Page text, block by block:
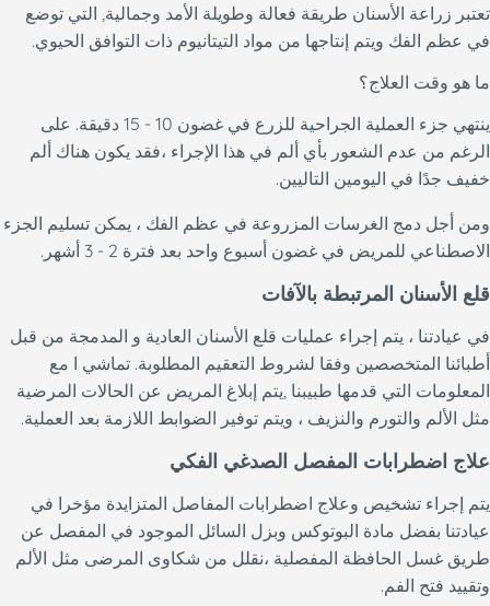
تعتبر زراعة الأسنان طريقة فعالة وطويلة الأمد وجمالية, التي توضع
في عظم الفك ويتم إنتاجها من مواد التيتانيوم ذات التوافق الحيوي.
ما هو وقت العلاج؟
ينتهي جزء العملية الجراحية للزرع في غضون 10 - 15 دقيقة. على
الرغم من عدم الشعور بأي ألم في هذا الإجراء ،فقد يكون هناك ألم
خفيف جدًا في اليومين التاليين.
ومن أجل دمج الغرسات المزروعة في عظم الفك ، يمكن تسليم الجزء
الاصطناعي للمريض في غضون أسبوع واحد بعد فترة 2 - 3 أشهر.
قلع الأسنان المرتبطة بالآفات
في عيادتنا ، يتم إجراء عمليات قلع الأسنان العادية و المدمجة من قبل
أطبائنا المتخصصين وفقا لشروط التعقيم المطلوبة. تماشي ا مع
المعلومات التي قدمها طبيبنا ,يتم إبلاغ المريض عن الحالات المرضية
مثل الألم والتورم والنزيف ، ويتم توفير الضوابط اللازمة بعد العملية.
علاج اضطرابات المفصل الصدغي الفكي
يتم إجراء تشخيص وعلاج اضطرابات المفاصل المتزايدة مؤخرا في
عيادتنا بفضل مادة البوتوكس وبزل السائل الموجود في المفصل عن
طريق غسل الحافظة المفصلية ،نقلل من شكاوى المرضى مثل الألم
وتقييد فتح الفم.